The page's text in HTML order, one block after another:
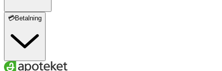
💳Betalning